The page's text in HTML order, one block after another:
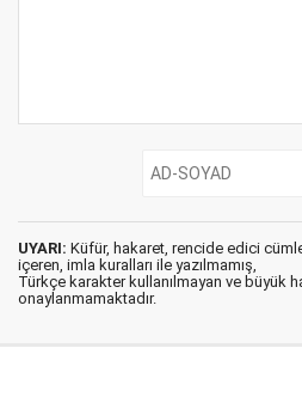
UYARI: Küfür, hakaret, rencide edici
içeren, imla kuralları ile yazılmamış,
Türkçe karakter kullanılmayan ve büyük
onaylanmamaktadır.